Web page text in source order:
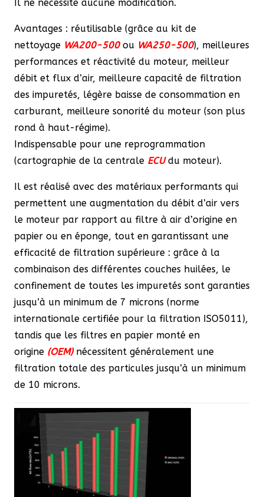
Il ne nécessite aucune modification.
Avantages : réutilisable (grâce au kit de
nettoyage WA200-500ou WA250-500), meilleures
performances et réactivité du moteur, meilleur
débit et flux d’air, meilleure capacité de filtration
des impuretés, légère baisse de consommation en
carburant, meilleure sonorité du moteur (son plus
rond à haut-régime).
Indispensable pour une reprogrammation
(cartographie de la centrale ECU du moteur).
Il est réalisé avec des matériaux performants qui
permettent une augmentation du débit d’air vers
le moteur par rapport au filtre à air d’origine en
papier ou en éponge, tout en garantissant une
efficacité de filtration supérieure : grâce à la
combinaison des différentes couches huilées, le
confinement de toutes les impuretés sont garanties
jusqu’à un minimum de 7 microns (norme
internationale certifiée pour la filtration ISO5011),
tandis que les filtres en papier monté en
origine (OEM)nécessitent généralement une
filtration totale des particules jusqu’à un minimum
de 10 microns.